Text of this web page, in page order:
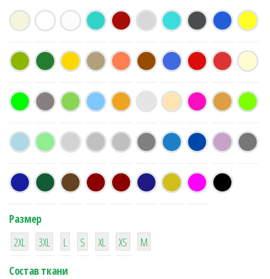
Размер
38
2XL
16
3XL
42
L
42
S
42
XL XS
М
Состав ткани